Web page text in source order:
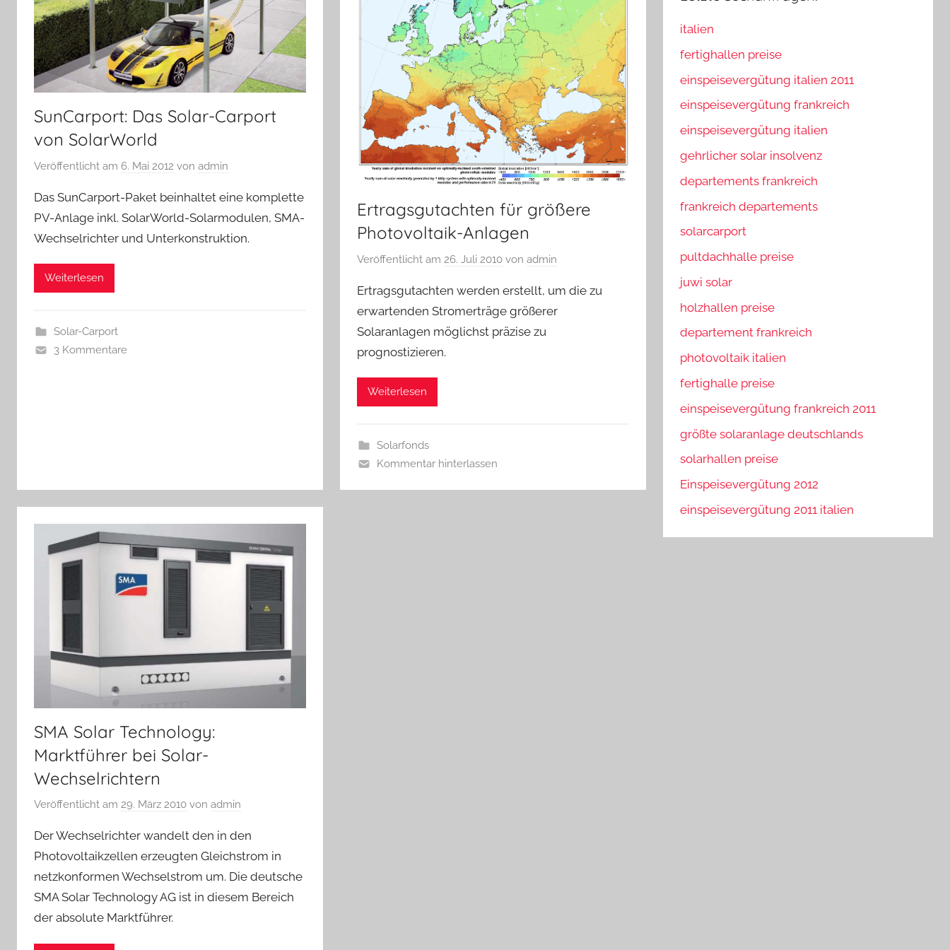
SunCarport: Das Solar-Carport
von SolarWorld
Veröffentlicht am 6. Mai 2012 von admin
Das SunCarport-Paket beinhaltet eine komplette
PV-Anlage inkl. SolarWorld-Solarmodulen, SMA-
Wechselrichter und Unterkonstruktion.
Weiterlesen
Solar-Carport
3 Kommentare
Ertragsgutachten für größere
Photovoltaik-Anlagen
Veröffentlicht am26. Juli 2010 vonadmin
Ertragsgutachten werden erstellt, um die zu
erwartenden Stromerträge größerer
Solaranlagen möglichst präzise zu
prognostizieren.
Weiterlesen
Solarfonds
Kommentar hinterlassen
SMA Solar Technology:
Marktführer bei Solar-
Wechselrichtern
Veröffentlicht am 29. März 2010 von admin
Der Wechselrichter wandelt den in den
Photovoltaikzellen erzeugten Gleichstrom in
netzkonformen Wechselstrom um. Die deutsche
SMA Solar Technology AG ist in diesem Bereich
der absolute Marktführer.
italien
fertighallen preise
einspeisevergütung italien 2011
einspeisevergütung frankreich
einspeisevergütung italien
gehrlicher solar insolvenz
departements frankreich
frankreich departements
solarcarport
pultdachhalle preise
juwi solar
holzhallen preise
departement frankreich
photovoltaik italien
fertighalle preise
einspeisevergütung frankreich 2011
größte solaranlage deutschlands
solarhallen preise
Einspeisevergütung 2012
einspeisevergütung 2011 italien